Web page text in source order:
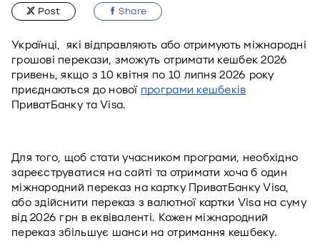
Post Share
Українці,  які відправляють або отримують міжнародні
грошові перекази, зможуть отримати кешбек 2026
гривень, якщо з 10 квітня по 10 липня 2026 року
приєднаються до нової програми кешбеків
ПриватБанку та Visa.
Для того, щоб стати учасником програми, необхідно
зареєструватися на сайті та отримати хоча б один
міжнародний переказ на картку ПриватБанку Visa,
або здійснити переказ з валютної картки Visa на суму
від 2026 грн в еквіваленті. Кожен міжнародний
переказ збільшує шанси на отримання кешбеку.